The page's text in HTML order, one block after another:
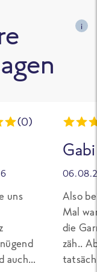
i
(0)
uns
auch
Gabi
Also
Mal
die
zäh..